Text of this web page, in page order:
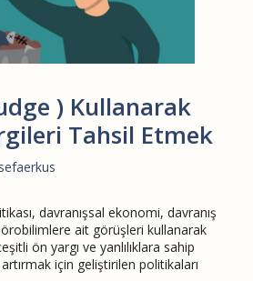
) Kullanarak
Tahsil Etmek
sefaerkus
davranışsal ekonomi, davranış
ait görüşleri kullanarak
ön yargı ve yanlılıklara sahip
için geliştirilen politikaları